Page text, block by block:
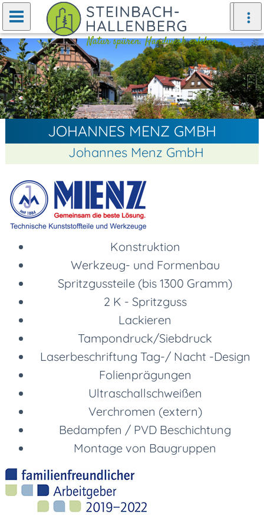
Zurück Weiter
JOHANNES MENZ GMBH
Johannes Menz GmbH
Konstruktion
Werkzeug- und Formenbau
Spritzgussteile (bis 1300 Gramm)
2 K - Spritzguss
Lackieren
Tampondruck/Siebdruck
Laserbeschriftung Tag-/ Nacht -Design
Folienprägungen
Ultraschallschweißen
Verchromen (extern)
Bedampfen / PVD Beschichtung
Montage von Baugruppen